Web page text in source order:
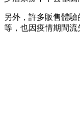
另外，許多販售體
等，也因疫情期間流